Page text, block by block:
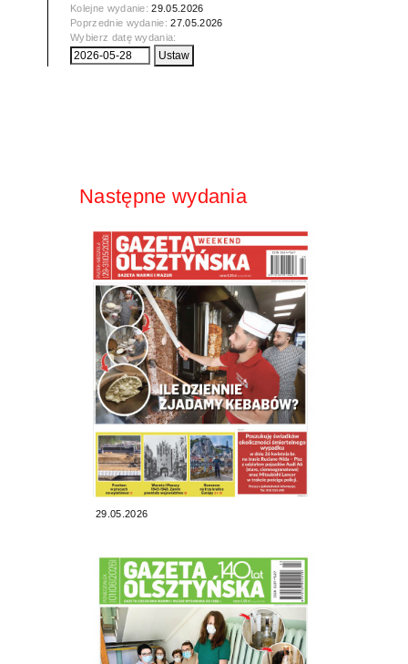
Kolejne wydanie:29.05.2026
Poprzednie wydanie:27.05.2026
Wybierz datę wydania:
Następne wydania
29.05.2026